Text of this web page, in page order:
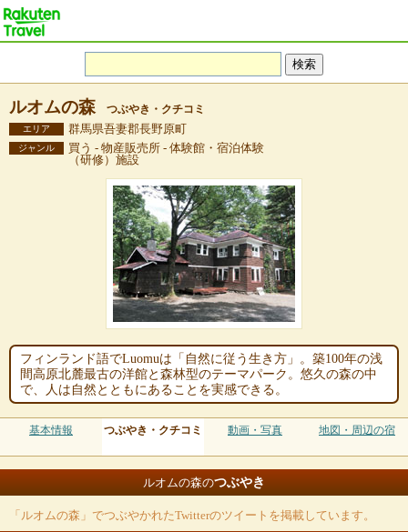
ルオムの森 つぶやき・クチコミ
エリア 群馬県吾妻郡長野原町
ジャンル
買う - 物産販売所 - 体験館・宿泊体験
（研修）施設
フィンランド語でLuomuは「自然に従う生き方」。築100年の浅
間高原北麓最古の洋館と森林型のテーマパーク。悠久の森の中
で、人は自然とともにあることを実感できる。
基本情報 つぶやき・クチコミ 動画・写真 地図・周辺の宿
ルオムの森のつぶやき
「ルオムの森」でつぶやかれたTwitterのツイートを掲載しています。